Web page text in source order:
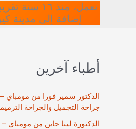
نعمل،
إضافة إلى مدينة
أطباء آخرين
الدكتور سمير فورا من مومباي
جراحة التجميل والجراحة
الدكتورة لينا جاين من مومباي